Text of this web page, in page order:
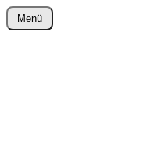
wurster-
Menü
Zum
Inhalt